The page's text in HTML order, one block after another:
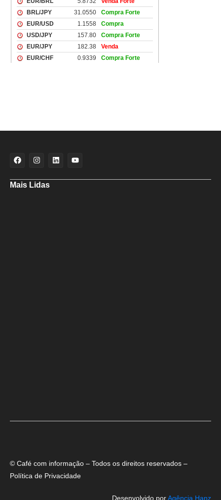
Mais Lidas
© Café com informação – Todos os direitos reservados –
Política de Privacidade
Desenvolvido porAgência Hanz